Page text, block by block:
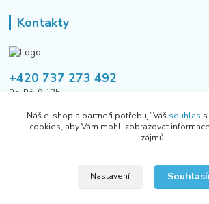
Kontakty
+420 737 273 492
Po-Pá, 9-17h
tusavmanagement@gmail.com
Náš e-shop a partneři potřebují Váš souhlas
cookies, aby Vám mohli zobrazovat
zájmů.
Nastavení